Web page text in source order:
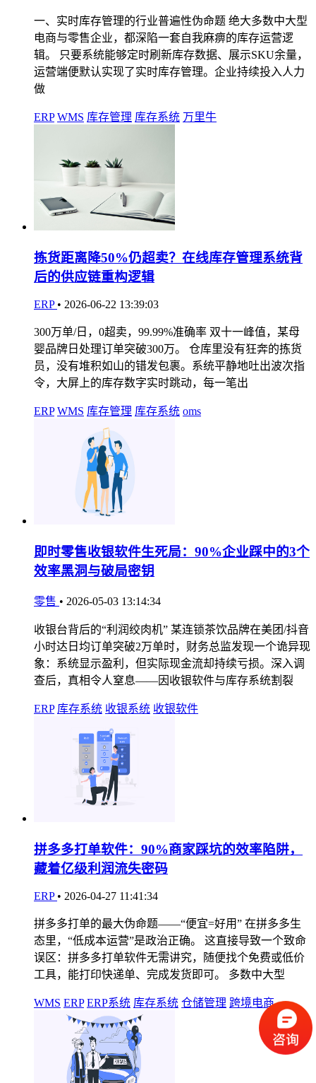
一、实时库存管理的行业普遍性伪命题 绝大多数中大型
电商与零售企业，都深陷一套自我麻痹的库存运营逻
辑。 只要系统能够定时刷新库存数据、展示SKU余量，
运营端便默认实现了实时库存管理。企业持续投入人力
做
ERP WMS 库存管理 库存系统 万里牛
拣货距离降50%仍超卖？在线库存管理系统背
后的供应链重构逻辑
ERP • 2026-06-22 13:39:03
300万单/日，0超卖，99.99%准确率 双十一峰值，某母
婴品牌日处理订单突破300万。 仓库里没有狂奔的拣货
员，没有堆积如山的错发包裹。系统平静地吐出波次指
令，大屏上的库存数字实时跳动，每一笔出
ERP WMS 库存管理 库存系统 oms
即时零售收银软件生死局：90%企业踩中的3个
效率黑洞与破局密钥
零售 • 2026-05-03 13:14:34
收银台背后的“利润绞肉机” 某连锁茶饮品牌在美团/抖音
小时达日均订单突破2万单时，财务总监发现一个诡异现
象：系统显示盈利，但实际现金流却持续亏损。深入调
查后，真相令人窒息——因收银软件与库存系统割裂
ERP 库存系统 收银系统 收银软件
拼多多打单软件：90%商家踩坑的效率陷阱，
藏着亿级利润流失密码
ERP • 2026-04-27 11:41:34
拼多多打单的最大伪命题——“便宜=好用” 在拼多多生
态里，“低成本运营”是政治正确。 这直接导致一个致命
误区：拼多多打单软件无需讲究，随便找个免费或低价
工具，能打印快递单、完成发货即可。 多数中大型
WMS ERP ERP系统 库存系统 仓储管理 跨境电商